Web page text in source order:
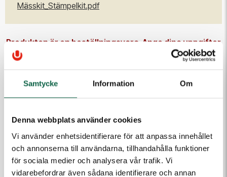
Samtycke Information Om
Denna webbplats använder cookies
Vi använder enhetsidentifierare för att anpassa innehållet
och annonserna till användarna, tillhandahålla funktioner
för sociala medier och analysera vår trafik. Vi
vidarebefordrar även sådana identifierare och annan
Mässkit_Stämpelkit.pdf
Produkten är en beställningsvara. Ange dina uppgifter
E-post
Telefon
Meddelande till kundtjänst